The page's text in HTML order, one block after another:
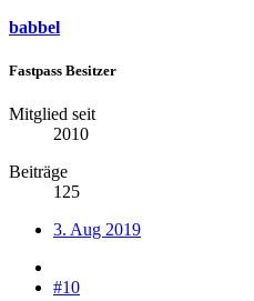
babbel
Fastpass Besitzer
Mitglied seit
2010
Beiträge
125
3. Aug 2019
#10